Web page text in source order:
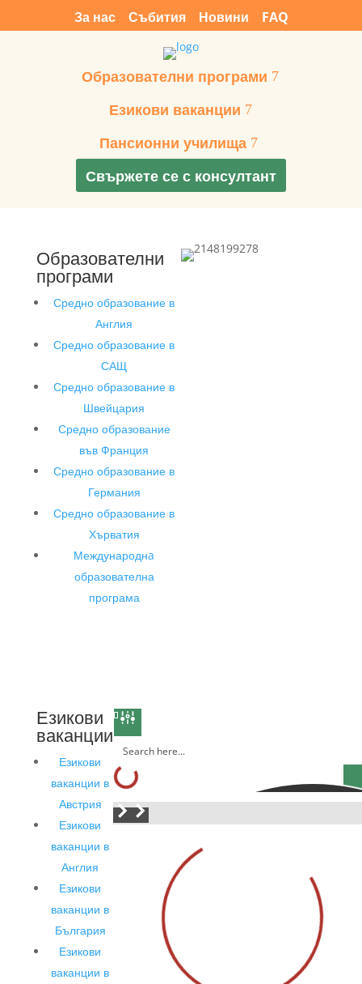
За нас Събития Новини FAQ
Образователни програми
Езикови ваканции
Пансионни училища
Свържете се с консултант
Образователни
програми
Средно образование в
Англия
Средно образование в
САЩ
Средно образование в
Швейцария
Средно образование
във Франция
Средно образование в
Германия
Средно образование в
Хърватия
Международнa
образователна
програма
Езикови
ваканции
Езикови
ваканции в
Австрия
Езикови
ваканции в
Англия
Езикови
ваканции в
България
Езикови
ваканции в